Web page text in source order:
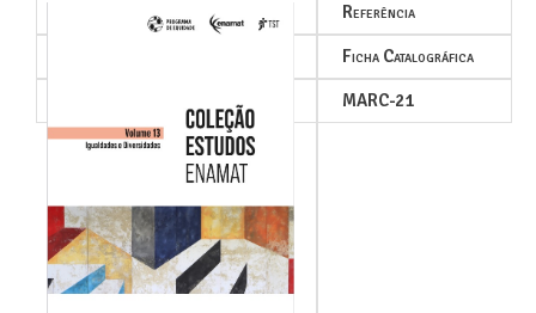
Referência
Ficha Catalográfica
MARC-21